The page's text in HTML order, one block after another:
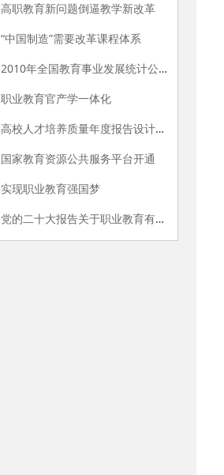
高职教育新问题倒逼教学新改革
“中国制造”需要改革课程体系
2010年全国教育事业发展统计公报
职业教育官产学一体化
高校人才培养质量年度报告设计建议
国家教育资源公共服务平台开通
实现职业教育强国梦
党的二十大报告关于职业教育有哪些新提法？多位专家解读